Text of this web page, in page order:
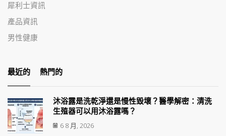
犀利士資訊
產品資訊
男性健康
最近的 熱門的
沐浴露是洗乾淨還是慢性毀壞？醫學解密：清洗
生殖器可以用沐浴露嗎？
6 8 月, 2026